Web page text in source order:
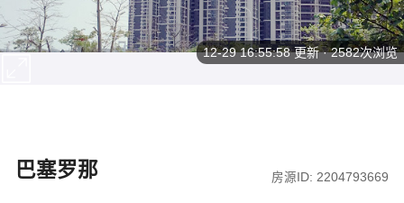
巴塞罗那 房源ID: 2204793669
12-29 16:55:58更新 · 2582次浏览